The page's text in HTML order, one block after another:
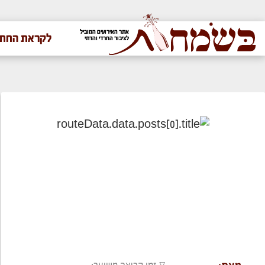
אתר האירועים המוביל
לציבור החרדי והדתי
לקראת